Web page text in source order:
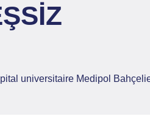
universitaire Medipol